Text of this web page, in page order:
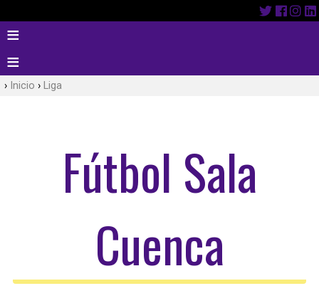
Inicio Liga
Fútbol Sala
Cuenca